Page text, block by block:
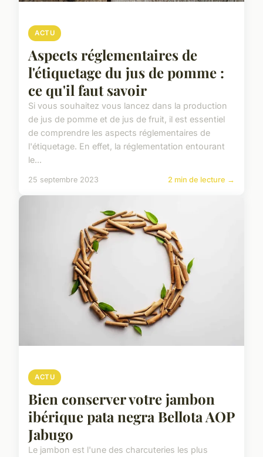
ACTU
Aspects réglementaires de
l'étiquetage du jus de pomme :
ce qu'il faut savoir
Si vous souhaitez vous lancez dans la production
de jus de pomme et de jus de fruit, il est essentiel
de comprendre les aspects réglementaires de
l'étiquetage. En effet, la réglementation entourant
le...
25 septembre 2023 2 min de lecture →
ACTU
Bien conserver votre jambon
ibérique pata negra Bellota AOP
Jabugo
Le jambon est l'une des charcuteries les plus